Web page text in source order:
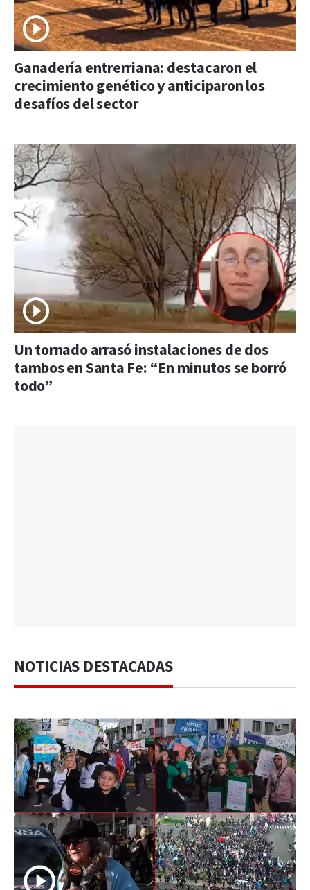
Ganadería entrerriana: destacaron el
crecimiento genético y anticiparon los
desafíos del sector
Un tornado arrasó instalaciones de dos
tambos en Santa Fe: “En minutos se borró
todo”
NOTICIAS DESTACADAS